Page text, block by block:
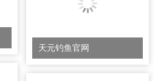
天元钓鱼官网